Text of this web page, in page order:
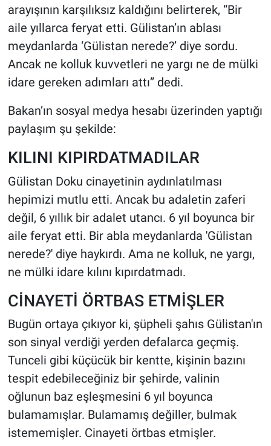
arayışının karşılıksız kaldığını belirterek, “Bir
aile yıllarca feryat etti. Gülistan’ın ablası
meydanlarda ‘Gülistan nerede?’ diye sordu.
Ancak ne kolluk kuvvetleri ne yargı ne de mülki
idare gereken adımları attı” dedi.
Bakan’ın sosyal medya hesabı üzerinden yaptığı
paylaşım şu şekilde:
KILINI KIPIRDATMADILAR
Gülistan Doku cinayetinin aydınlatılması
hepimizi mutlu etti. Ancak bu adaletin zaferi
değil, 6 yıllık bir adalet utancı. 6 yıl boyunca bir
aile feryat etti. Bir abla meydanlarda 'Gülistan
nerede?' diye haykırdı. Ama ne kolluk, ne yargı,
ne mülki idare kılını kıpırdatmadı.
CİNAYETİ ÖRTBAS ETMİŞLER
Bugün ortaya çıkıyor ki, şüpheli şahıs Gülistan'ın
son sinyal verdiği yerden defalarca geçmiş.
Tunceli gibi küçücük bir kentte, kişinin bazını
tespit edebileceğiniz bir şehirde, valinin
oğlunun baz eşleşmesini 6 yıl boyunca
bulamamışlar. Bulamamış değiller, bulmak
istememişler. Cinayeti örtbas etmişler.